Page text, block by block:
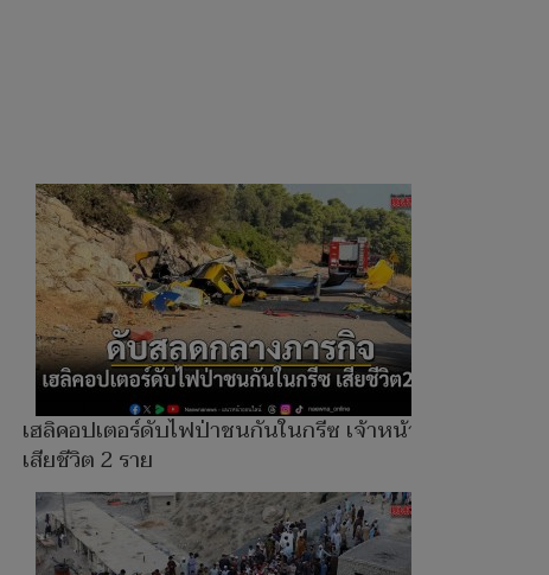
เฮลิคอปเตอร์ดับไฟป่าชนกันในกรีซ เจ้าหน้าที่
เสียชีวิต 2 ราย